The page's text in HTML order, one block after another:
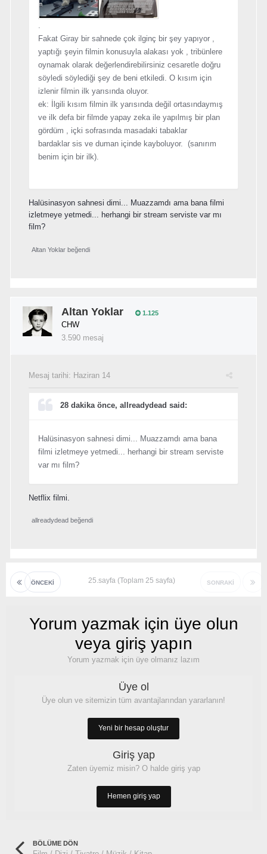
.
Fakat Giray bir sahnede çok ilginç bir şey yapıyor ,
yaptığı şeyin filmin konusuyla alakası yok , tribünlere
oynamak olarak değerlendirebilirsiniz cesaretle doğru
söyledi söylediği şey de beni etkiledi. O kısım için
izlenir filmin ilk yarısında oluyor.
ek: İlgili kısım filmin ilk yarısında değil ortasındaymış
ve ilk defa bir filmde yapay zeka ile yapılmış bir plan
gördüm , içki sofrasında masadaki tabaklar
bardaklar sis ve duman içinde kayboluyor. (sanırım
benim için bir ilk).
Halüsinasyon sahnesi dimi... Muazzamdı ama bana filmi
izletmeye yetmedi... herhangi bir stream serviste var mı
film?
Altan Yoklar beğendi
Altan Yoklar 1.125
CHW
3.590 mesaj
Mesaj tarihi: Haziran 14
28 dakika önce, allreadydead said:
Halüsinasyon sahnesi dimi... Muazzamdı ama bana
filmi izletmeye yetmedi... herhangi bir stream serviste
var mı film?
Netflix filmi.
allreadydead beğendi
ÖNCEKI SONRAKI
25.sayfa (Toplam 25 sayfa)
Yorum yazmak için üye olun
veya giriş yapın
Yorum yazmak için üye olmanız lazım
Üye ol
Üye olun ve sitemizin tüm avantajlarından yararlanın!
Yeni bir hesap oluştur
Giriş yap
Zaten üyemiz misin? O halde giriş yap
Hemen giriş yap
BÖLÜME DÖN